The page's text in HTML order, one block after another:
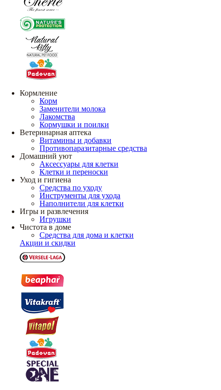
Кормление
Корм
Заменители молока
Лакомства
Кормушки и поилки
Ветеринарная аптека
Витамины и добавки
Противопаразитарные средства
Домашний уют
Аксессуары для клетки
Клетки и переноски
Уход и гигиена
Средства по уходу
Инструменты для ухода
Наполнители для клетки
Игры и развлечения
Игрушки
Чистота в доме
Средства для дома и клетки
Акции и скидки